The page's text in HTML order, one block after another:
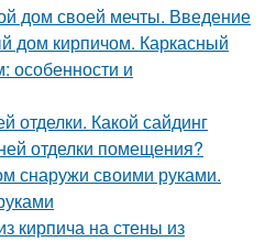
дом своей мечты. Введение
дом кирпичом. Каркасный
особенности и
отделки. Какой сайдинг
отделки помещения?
снаружи своими руками.
кирпича на стены из